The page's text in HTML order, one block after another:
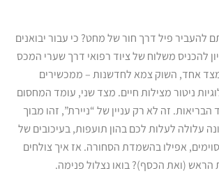
להעביר פיל דרך חור של מחט? כי עבור יבואנים
להכניס משלוח של ציוד רפואי דרך שערי המכס
אחד, השוק צמא לחדשנות – ממכשירים
ניטור מצילות חיים. מצד שני, עומד המחסום
זה לא רק עניין של “ניירת”, זהו מבוך
עלולה לעלות לכם בהון תועפות, בעיכובים של
אפילו בהשמדת הסחורה. אז איך צולחים
(ואת הכסף)? בואו נצלול פנימה.